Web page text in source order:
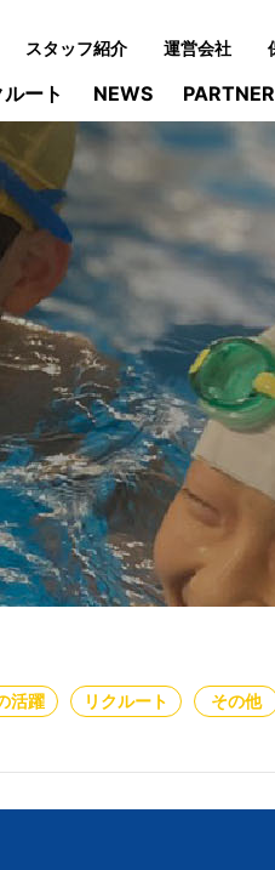
スタッフ紹介 運営会社
ルート NEWS PARTNER
活躍 リクルート その他